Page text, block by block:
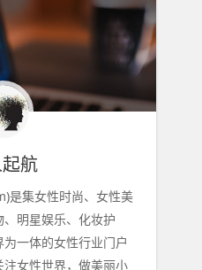
航
是集女性时尚、女性美
明星娱乐、化妆护
一体的女性行业门户
女性世界，做美丽小